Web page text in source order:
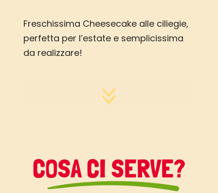
Freschissima Cheesecake alle ciliegie,
perfetta per l’estate e semplicissima
da realizzare!
COSA CI SERVE?